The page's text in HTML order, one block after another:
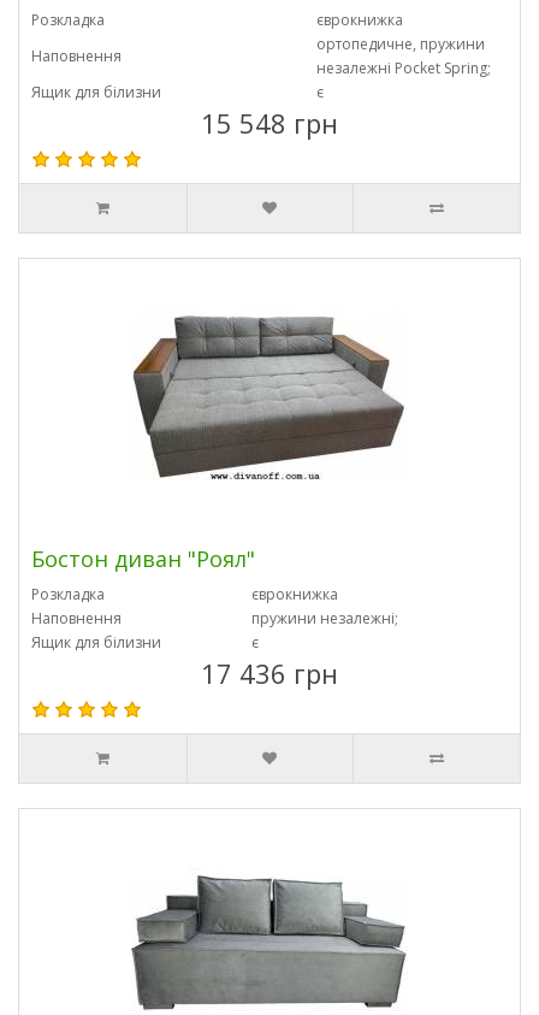
Розкладка
єврокнижка
Наповнення
ортопедичне, пружини
незалежні Pocket Spring;
Ящик для білизни
є
15 548 грн
Бостон диван "Роял"
Розкладка
єврокнижка
Наповнення
пружини незалежні;
Ящик для білизни
є
17 436 грн